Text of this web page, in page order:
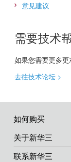
意见建议
需要技术
如果您需要更多
去往技术论坛 >
如何购买
关于新华三
联系新华三